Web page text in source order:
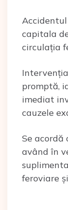
capitala
circulația
promptă,
imediat
cauzele
Se acordă
având în
feroviare